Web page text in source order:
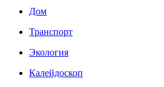
Дом
Транспорт
Экология
Калейдоскоп